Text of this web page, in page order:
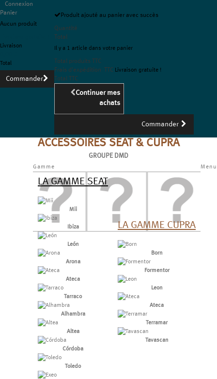
Connexion
Panier
Aucun produit
Livraison
Total
Commander
Produit ajouté au panier avec succès
Quantité
Total
Il y a 1 article dans votre panier
Total produits TTC
Frais d'expédition TTC Livraison gratuite !
Total TTC
Continuer mes
achats
Commander
ACCESSOIRES SEAT & CUPRA
GROUPE DMD
Menu
Gamme
LA GAMME SEAT
Mii
Ibiza
León
Arona
Ateca
Tarraco
Alhambra
Altea
Córdoba
Toledo
LA GAMME CUPRA
Born
Formentor
Leon
Ateca
Terramar
Tavascan